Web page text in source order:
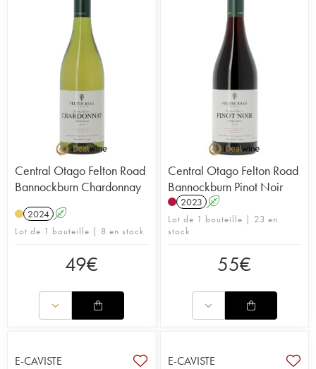
Central Otago Felton Road
Bannockburn Chardonnay
2024 A
Lot de 1 bouteille | 8 en stock
49€
Central Otago Felton Road
Bannockburn Pinot Noir
2023 A
Lot de 1 bouteille | 23 en
stock
55€
E-CAVISTE E-CAVISTE